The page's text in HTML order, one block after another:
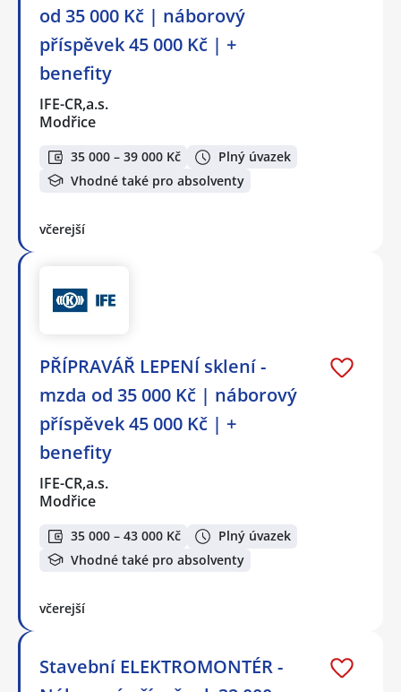
od 35 000 Kč | náborový
příspěvek 45 000 Kč | +
benefity
IFE-CR,a.s.
Modřice
35 000 – 39 000 Kč
Plný úvazek
Vhodné také pro absolventy
včerejší
PŘÍPRAVÁŘ LEPENÍ sklení -
mzda od 35 000 Kč | náborový
příspěvek 45 000 Kč | +
benefity
IFE-CR,a.s.
Modřice
35 000 – 43 000 Kč
Plný úvazek
Vhodné také pro absolventy
včerejší
Stavební ELEKTROMONTÉR -